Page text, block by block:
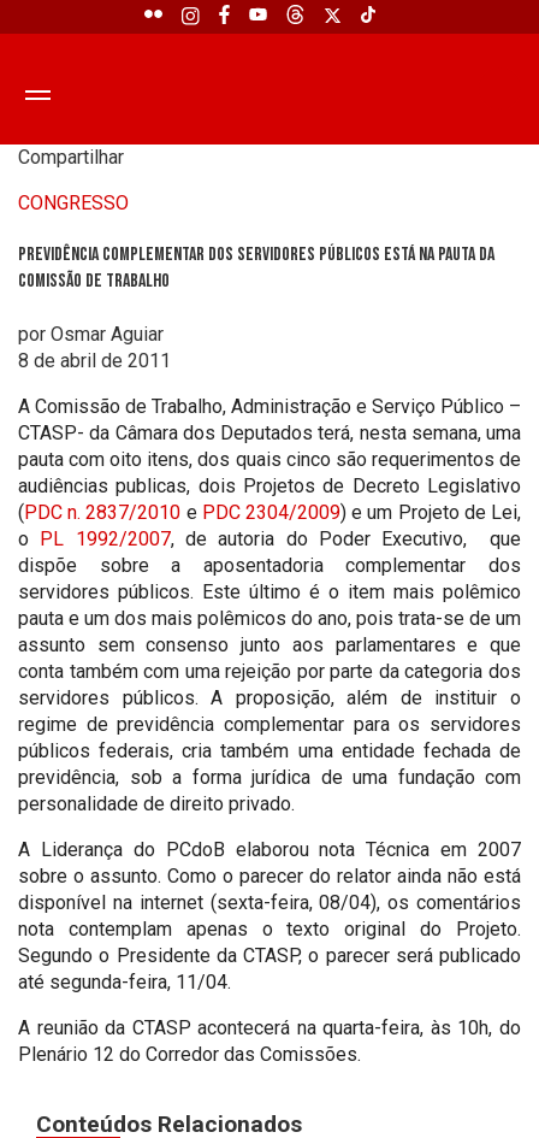
Compartilhar
CONGRESSO
Previdência Complementar dos servidores públicos está na pauta da
Comissão de Trabalho
por Osmar Aguiar
8 de abril de 2011
A Comissão de Trabalho, Administração e Serviço Público –
CTASP- da Câmara dos Deputados terá, nesta semana, uma
pauta com oito itens, dos quais cinco são requerimentos de
audiências publicas, dois Projetos de Decreto Legislativo
(PDC n. 2837/2010 e PDC 2304/2009) e um Projeto de Lei,
o PL 1992/2007, de autoria do Poder Executivo, que
dispõe sobre a aposentadoria complementar dos
servidores públicos. Este último é o item mais polêmico
pauta e um dos mais polêmicos do ano, pois trata-se de um
assunto sem consenso junto aos parlamentares e que
conta também com uma rejeição por parte da categoria dos
servidores públicos. A proposição, além de instituir o
regime de previdência complementar para os servidores
públicos federais, cria também uma entidade fechada de
previdência, sob a forma jurídica de uma fundação com
personalidade de direito privado.
A Liderança do PCdoB elaborou nota Técnica em 2007
sobre o assunto. Como o parecer do relator ainda não está
disponível na internet (sexta-feira, 08/04), os comentários
nota contemplam apenas o texto original do Projeto.
Segundo o Presidente da CTASP, o parecer será publicado
até segunda-feira, 11/04.
A reunião da CTASP acontecerá na quarta-feira, às 10h, do
Plenário 12 do Corredor das Comissões.
Conteúdos Relacionados